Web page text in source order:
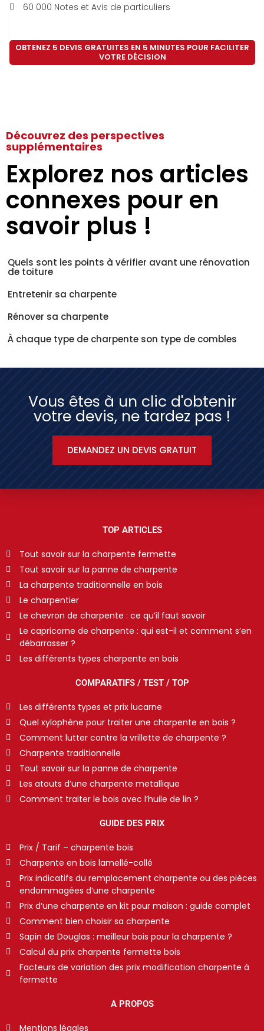
60 000 Notes et Avis de particuliers
OBTENEZ 5 DEVIS GRATUITES EN 5 MINUTES POUR FACILITER
VOTRE DÉCISION
Découvrez des perspectives
supplémentaires
Explorez nos articles
connexes pour en
savoir plus !
Quels sont les points à vérifier avant une rénovation
de toiture
Entretenir sa charpente
Rénover sa charpente
À chaque type de charpente son type de combles
Vous êtes à un clic d'obtenir
votre devis, ne tardez pas !
DEMANDEZ UN DEVIS GRATUIT
TOP ARTICLES
Tout savoir sur la charpente fermette
Tout savoir sur la panne de charpente
La charpente traditionnelle en bois
Le charpentier
Le chevron de charpente : ce qu’il faut savoir
Le capricorne de charpente : qui est-il et comment s’en
débarrasser ?
Les différents types charpente en bois
COMPARATIFS / TEST / TOP
Les différents types et prix lucarne
Quel xylophène pour traiter une charpente en bois ?
Comment lutter contre la vrillette de charpente ?
Charpente traditionnelle
Tout savoir sur la panne de charpente
Les atouts d’une charpente metallique
Comment traiter le bois avec l’huile de lin ?
GUIDE DES PRIX
Prix / Tarif – charpente bois
Charpente en bois lamellé-collé
Prix indicatifs du remplacement charpente ou des pièces
endommagées d’une charpente
Prix d’une charpente en kit pour maison : guide complet
Comment bien choisir sa charpente
Sapin de Douglas : meilleur bois pour la charpente ?
Calcul du prix charpente fermette bois
Facteurs de variation des prix modification charpente à
fermette
A PROPOS
Mentions légales